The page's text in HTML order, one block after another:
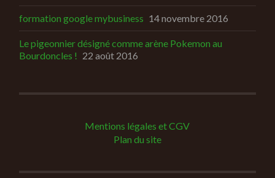
formation google mybusiness 14 novembre 2016
Le pigeonnier désigné comme arène Pokemon au
Bourdoncles ! 22 août 2016
Mentions légales et CGV
Plan du site